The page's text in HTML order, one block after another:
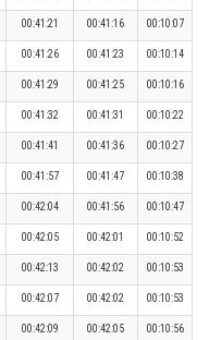
00:41:21 00:41:16 00:10:07
00:41:26 00:41:23 00:10:14
00:41:29 00:41:25 00:10:16
00:41:32 00:41:31 00:10:22
00:41:41 00:41:36 00:10:27
00:41:57 00:41:47 00:10:38
00:42:04 00:41:56 00:10:47
00:42:05 00:42:01 00:10:52
00:42:13 00:42:02 00:10:53
00:42:07 00:42:02 00:10:53
00:42:09 00:42:05 00:10:56